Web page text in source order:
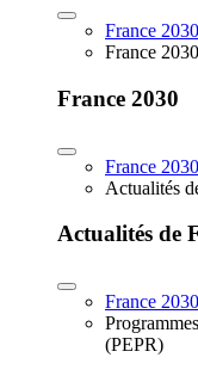
France 2030
France 2030
France 2030
France 2030
Actualités
Actualités de
France 2030
(PEPR)